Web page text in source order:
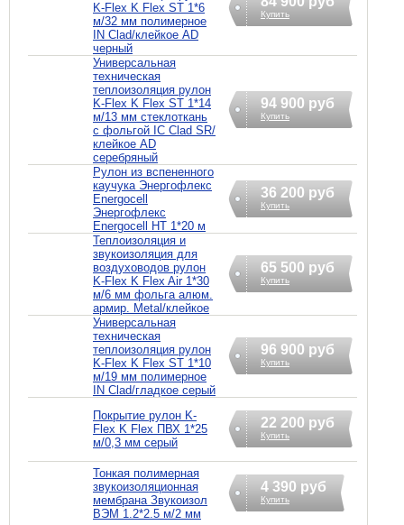
K-Flex K Flex ST 1*6
м/32 мм полимерное
IN Clad/клейкое AD
черный
Купить
Универсальная
техническая
теплоизоляция рулон
K-Flex K Flex ST 1*14
м/13 мм стеклоткань
c фольгой IC Clad SR/
клейкое AD
серебряный
94 900 руб
Купить
Рулон из вспененного
каучука Энергофлекс
Energocell
Энергофлекс
Energocell HT 1*20 м
36 200 руб
Купить
Теплоизоляция и
звукоизоляция для
воздуховодов рулон
K-Flex K Flex Air 1*30
м/6 мм фольга алюм.
армир. Metal/клейкое
65 500 руб
Купить
Универсальная
техническая
теплоизоляция рулон
K-Flex K Flex ST 1*10
м/19 мм полимерное
IN Clad/гладкое серый
96 900 руб
Купить
Покрытие рулон K-
Flex K Flex ПВХ 1*25
м/0,3 мм серый
22 200 руб
Купить
Тонкая полимерная
звукоизоляционная
мембрана Звукоизол
ВЭМ 1.2*2.5 м/2 мм
4 390 руб
Купить